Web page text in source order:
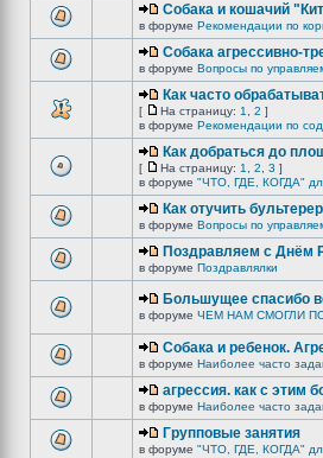
Собака и кошачий
в форуме Рекомендации по
Собака агрессивно-
в форуме Вопросы по
Как часто
[ На страницу: 1 2 ]
в форуме Рекомендации по
Как добраться до
[ На страницу: 1 2 3 ]
в форуме "ЧТО, ГДЕ, КОГДА"
Как отучить
в форуме Вопросы по
Поздравляем с Днём
в форуме Поздравлялки
Большущее спасибо
в форуме ЧЕМ НАМ СМОГЛИ
Собака и ребенок.
в форуме Наиболее часто
агрессия. как с этим
в форуме Наиболее часто
Групповые занятия
в форуме "ЧТО, ГДЕ, КОГДА"